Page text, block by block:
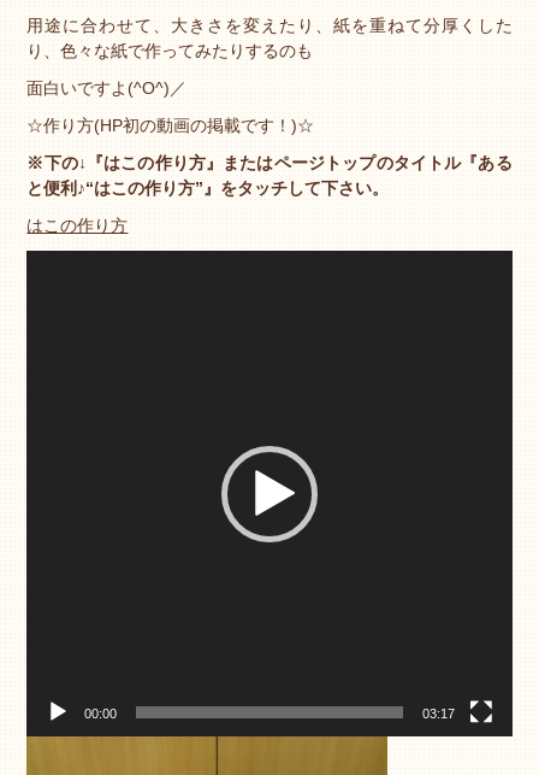
用途に合わせて、大きさを変えたり、紙を重ねて分厚くした
り、色々な紙で作ってみたりするのも
面白いですよ(^O^)／
☆作り方(HP初の動画の掲載です！)☆
※下の↓『はこの作り方』またはページトップのタイトル『ある
と便利♪“はこの作り方”』をタッチして下さい。
はこの作り方
00:00 03:17